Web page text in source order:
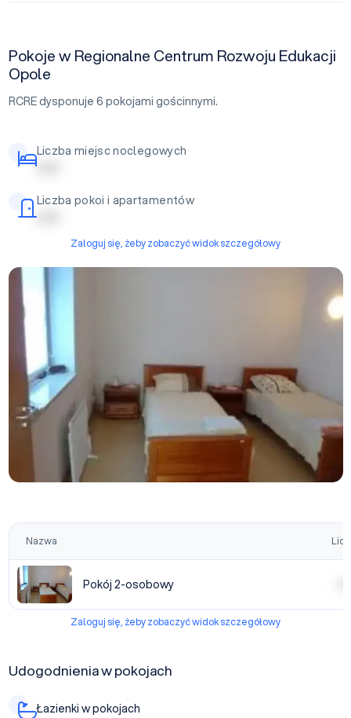
Pokoje w Regionalne Centrum Rozwoju Edukacji
Opole
RCRE dysponuje 6 pokojami gościnnymi.
Liczba miejsc noclegowych
| | | | |
Liczba pokoi i apartamentów
| | | | |
Zaloguj się, żeby zobaczyć widok szczegółowy
Nazwa
Pokój 2-osobowy
Zaloguj się, żeby zobaczyć widok szczegółowy
Udogodnienia w pokojach
Łazienki w pokojach